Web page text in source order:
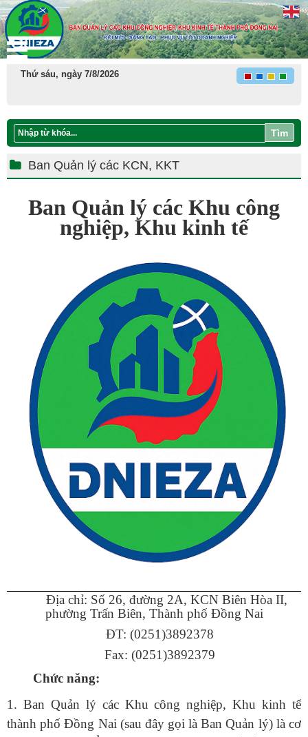
Thứ sáu, ngày 7/8/2026
Tìm
Ban Quản lý các KCN, KKT
Ban Quản lý các Khu công
nghiệp, Khu kinh tế
Địa chỉ: Số 26, đường 2A, KCN Biên Hòa II,
phường Trấn Biên, Thành phố Đồng Nai
ĐT: (0251)3892378
Fax: (0251)3892379​
​​Chức năng:
1. Ban Quản lý các Khu công nghiệp, Khu kinh tế
thành phố Đồng Nai (sau đây gọi là Ban Quản lý) là cơ